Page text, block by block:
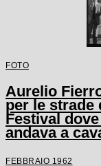
FOTO
Aurelio
per le strade
Festival
andava a
FEBBRAIO 1962